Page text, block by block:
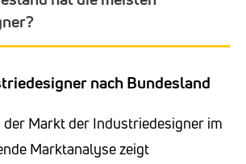
nach Bundesland
Markt der Industriedesigner im
Marktanalyse zeigt